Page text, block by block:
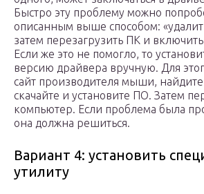
Быстро эту проблему можно
описанным выше способом:
затем перезагрузить ПК и
Если же это не помогло, то
версию драйвера вручную. Для
сайт производителя мыши,
скачайте и установите ПО. Затем
компьютер. Если проблема была
она должна решиться.
Вариант 4: установить
утилиту